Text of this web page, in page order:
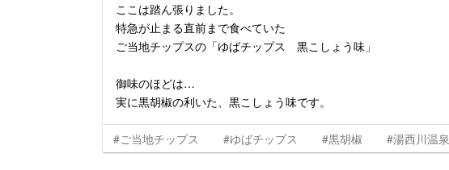
ここは踏ん張りました。
特急が止まる直前まで食べていた
ご当地チップスの「ゆばチップス 黒こしょう味」
御味のほどは…
実に黒胡椒の利いた、黒こしょう味です。
#ご当地チップス #ゆばチップス #黒胡椒 #湯西川温泉